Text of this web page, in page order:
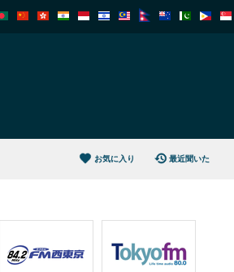
お気に入り 最近聞いた